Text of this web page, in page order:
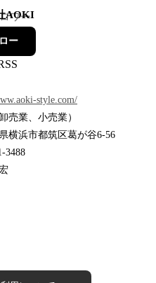
AOKI
ワー
ー
style.com/
売業、小売業）
横浜市都筑区葛が谷6-56
3488